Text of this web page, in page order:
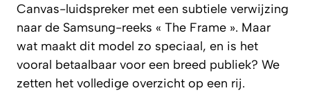
Canvas-luidspreker met een subtiele verwijzing
naar de Samsung-reeks « The Frame ». Maar
wat maakt dit model zo speciaal, en is het
vooral betaalbaar voor een breed publiek? We
zetten het volledige overzicht op een rij.